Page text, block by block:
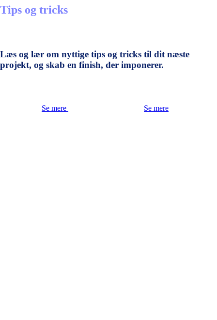
Tips og tricks
Læs og lær om nyttige tips og tricks til dit næste
projekt, og skab en finish, der imponerer.
Se mere Se mere